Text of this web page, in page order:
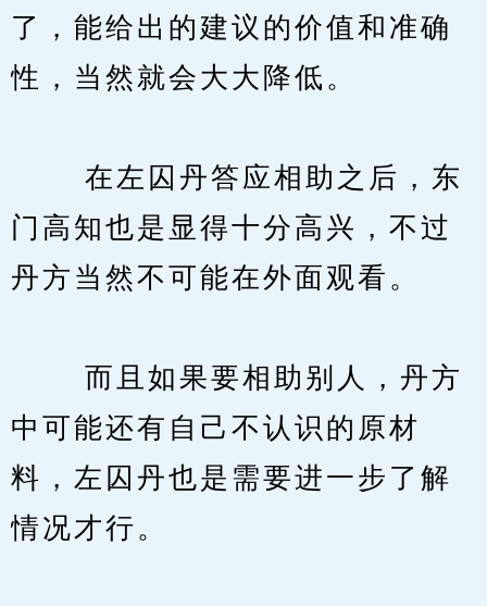
了，能给出的建议的价值和准确
性，当然就会大大降低。
在左囚丹答应相助之后，东
门高知也是显得十分高兴，不过
丹方当然不可能在外面观看。
而且如果要相助别人，丹方
中可能还有自己不认识的原材
料，左囚丹也是需要进一步了解
情况才行。